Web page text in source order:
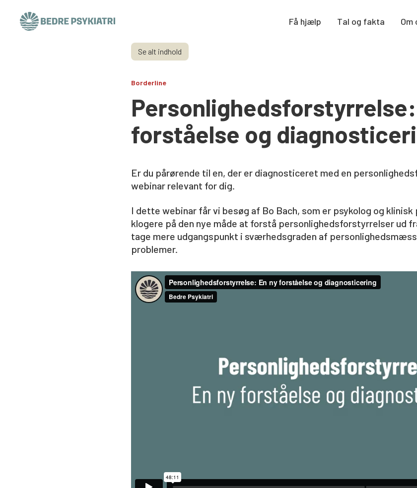
Få hjælp Tal og fakta Om
Se alt indhold
Borderline
Personlighedsforstyrrelse:
forståelse og
Er du pårørende til en, der er diagnosticeret med en
webinar relevant for dig.
I dette webinar får vi besøg af Bo Bach, som er psykolog og
klogere på den nye måde at forstå personlighedsforstyrrelser ud
tage mere udgangspunkt i sværhedsgraden af
problemer.